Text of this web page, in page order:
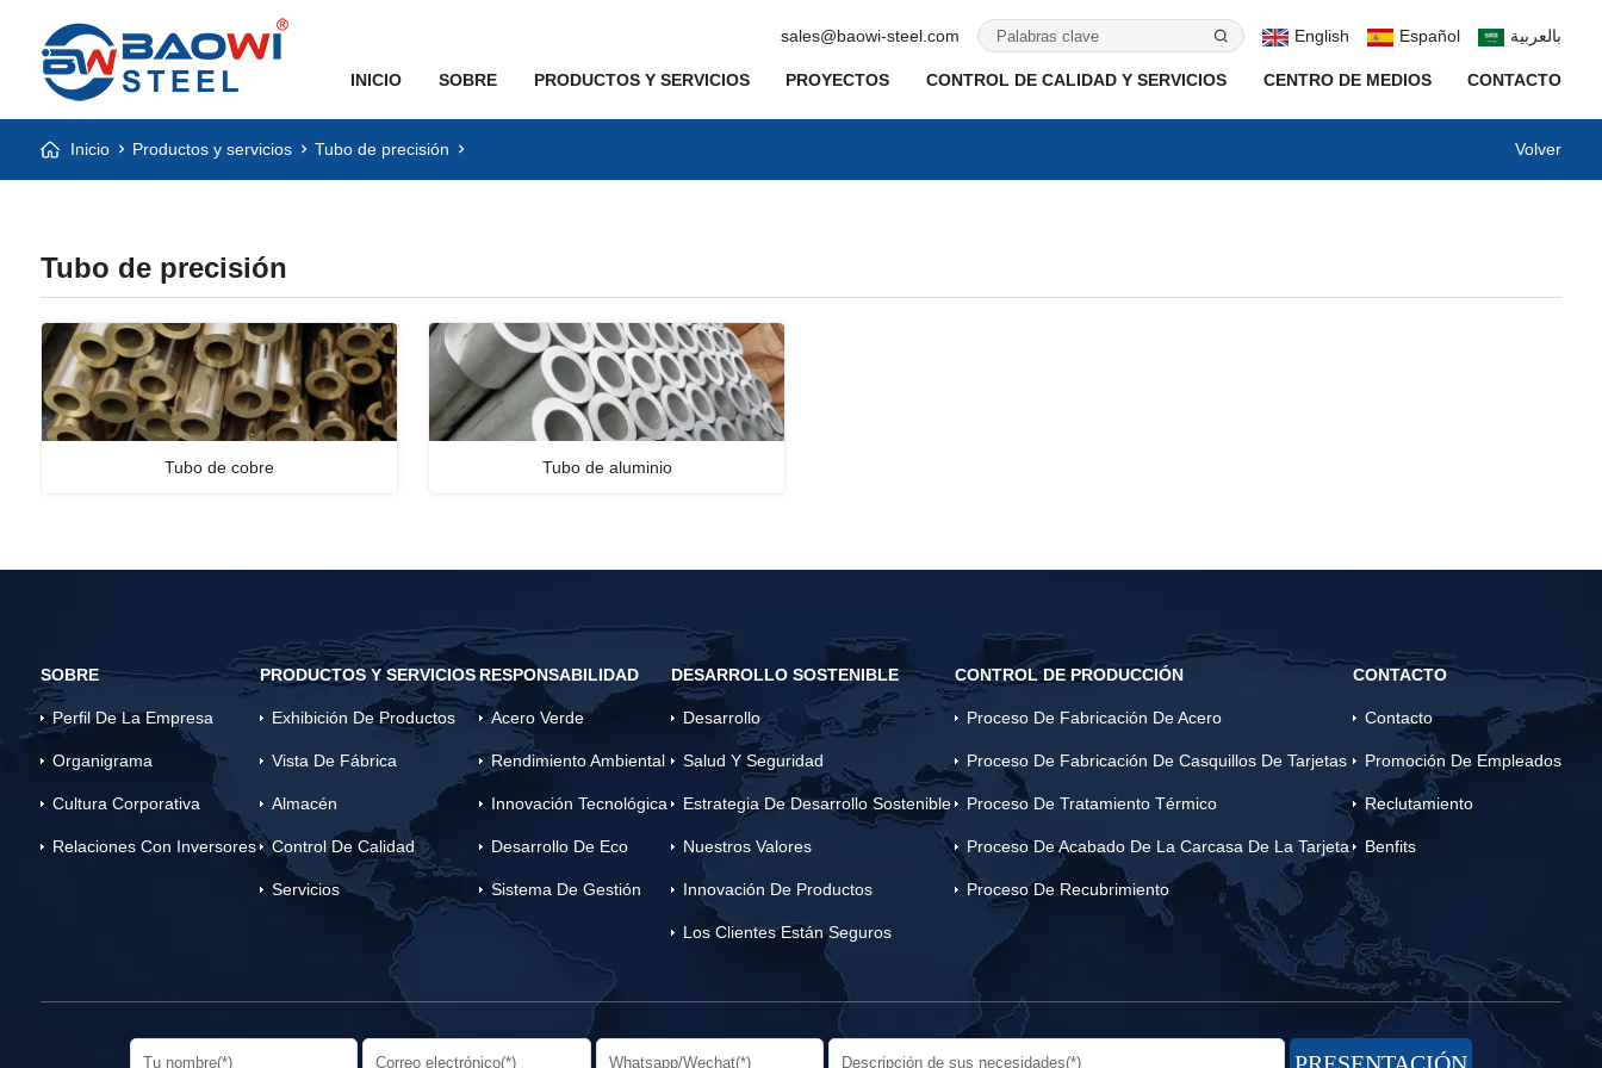
sales@baowi-steel.com English Español بالعربية
INICIO SOBRE PRODUCTOS Y SERVICIOS PROYECTOS CONTROL DE CALIDAD Y SERVICIOS CENTRO DE MEDIOS CONTACTO
Volver
Inicio Productos y servicios Tubo de precisión
Tubo de precisión
Tubo de cobre Tubo de aluminio
SOBRE
Perfil De La Empresa
Organigrama
Cultura Corporativa
Relaciones Con Inversores
PRODUCTOS Y SERVICIOS
Exhibición De Productos
Vista De Fábrica
Almacén
Control De Calidad
Servicios
RESPONSABILIDAD
Acero Verde
Rendimiento Ambiental
Innovación Tecnológica
Desarrollo De Eco
Sistema De Gestión
DESARROLLO SOSTENIBLE
Desarrollo
Salud Y Seguridad
Estrategia De Desarrollo Sostenible
Nuestros Valores
Innovación De Productos
Los Clientes Están Seguros
CONTROL DE PRODUCCIÓN
Proceso De Fabricación De Acero
Proceso De Fabricación De Casquillos De Tarjetas
Proceso De Tratamiento Térmico
Proceso De Acabado De La Carcasa De La Tarjeta
Proceso De Recubrimiento
CONTACTO
Contacto
Promoción De Empleados
Reclutamiento
Benfits